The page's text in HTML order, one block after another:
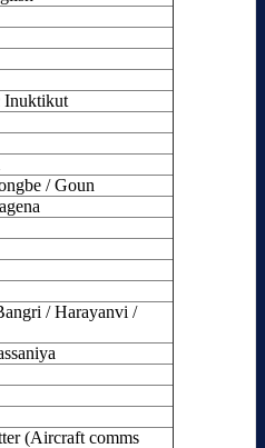
Inuktikut
/ Goun
/ Harayanvi /
(Aircraft comms